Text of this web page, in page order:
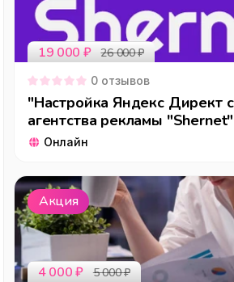
19 000 ₽ 26 000₽
0 отзывов
"Настройка Яндекс Директ
агентства рекламы "Shernet"
Онлайн
Акция
4 000₽ 5 000₽